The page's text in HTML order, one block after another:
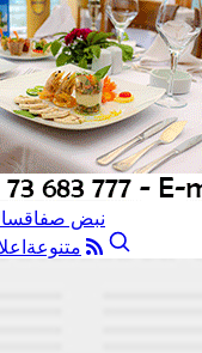
نبض صفاقس
متنوعة